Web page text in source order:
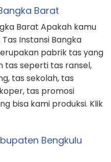
Barat
Barat Apakah kamu
Instansi Bangka
pabrik tas yang
seperti tas ransel,
tas sekolah, tas
tas promosi
bisa kami produksi. Klik
Bengkulu